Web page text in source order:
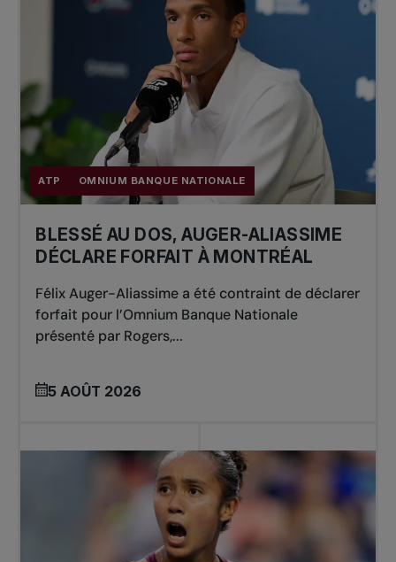
ATP OMNIUM BANQUE NATIONALE
BLESSÉ AU DOS, AUGER-ALIASSIME
DÉCLARE FORFAIT À MONTRÉAL
Félix Auger-Aliassime a été contraint de déclarer
forfait pour l’Omnium Banque Nationale
présenté par Rogers,...
5 AOÛT 2026